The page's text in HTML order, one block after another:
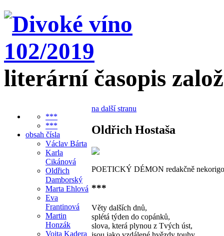
literární časopis
***
***
obsah čísla
Václav Bárta
Karla
Cikánová
Oldřich
Damborský
Marta Ehlová
Eva
Frantinová
Martin
Honzák
Vojta Kadera
na další stranu
Oldřich Hostaša
POETICKÝ DÉMON redakčně
***
Věty dalších dnů,
splétá týden do copánků,
slova, která plynou z Tvých úst,